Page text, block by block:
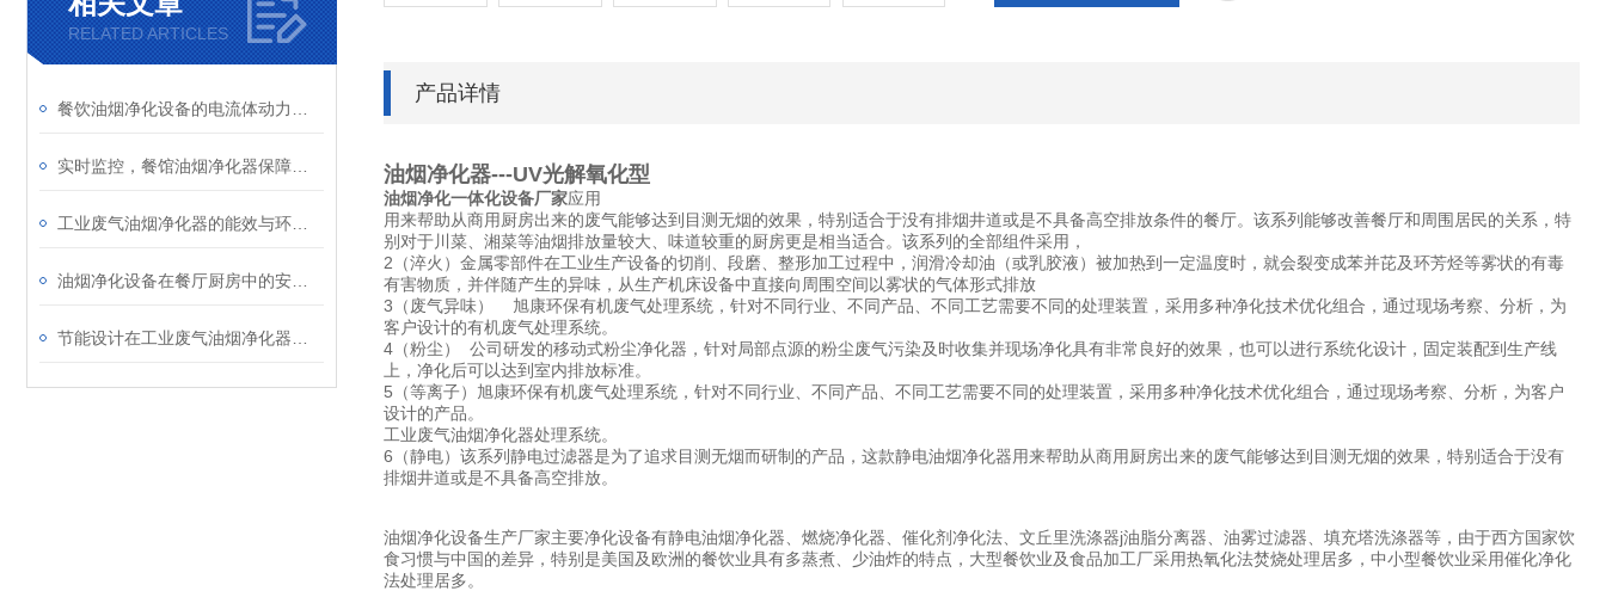
RELATED ARTICLES
产品详情
油烟净化器---UV光解氧化型
油烟净化一体化设备厂家应用
用来帮助从商用厨房出来的废气能够达到目测无烟的效果，特别适合于没有排烟井道或是不具备高空排放条件的餐厅。该系列能够改善餐厅和周围居民的关系，特
别对于川菜、湘菜等油烟排放量较大、味道较重的厨房更是相当适合。该系列的全部组件采用，
2（淬火）金属零部件在工业生产设备的切削、段磨、整形加工过程中，润滑冷却油（或乳胶液）被加热到一定温度时，就会裂变成苯并芘及环芳烃等雾状的有毒
有害物质，并伴随产生的异味，从生产机床设备中直接向周围空间以雾状的气体形式排放
3（废气异味） 旭康环保有机废气处理系统，针对不同行业、不同产品、不同工艺需要不同的处理装置，采用多种净化技术优化组合，通过现场考察、分析，为
客户设计的有机废气处理系统。
4（粉尘） 公司研发的移动式粉尘净化器，针对局部点源的粉尘废气污染及时收集并现场净化具有非常良好的效果，也可以进行系统化设计，固定装配到生产线
上，净化后可以达到室内排放标准。
5（等离子）旭康环保有机废气处理系统，针对不同行业、不同产品、不同工艺需要不同的处理装置，采用多种净化技术优化组合，通过现场考察、分析，为客户
设计的产品。
工业废气油烟净化器处理系统。
6（静电）该系列静电过滤器是为了追求目测无烟而研制的产品，这款静电油烟净化器用来帮助从商用厨房出来的废气能够达到目测无烟的效果，特别适合于没有
排烟井道或是不具备高空排放。
油烟净化设备生产厂家主要净化设备有静电油烟净化器、燃烧净化器、催化剂净化法、文丘里洗涤器j油脂分离器、油雾过滤器、填充塔洗涤器等，由于西方国家饮
食习惯与中国的差异，特别是美国及欧洲的餐饮业具有多蒸煮、少油炸的特点，大型餐饮业及食品加工厂采用热氧化法焚烧处理居多，中小型餐饮业采用催化净化
法处理居多。